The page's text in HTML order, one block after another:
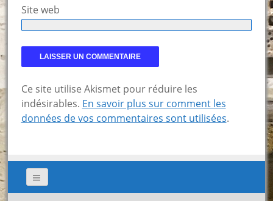
Site web
Ce site utilise Akismet pour réduire les
indésirables. En savoir plus sur comment les
données de vos commentaires sont utilisées.